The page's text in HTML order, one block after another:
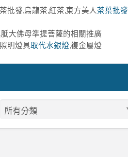
批發,烏龍茶,紅茶,東方美人 茶葉批發
大佛母準提菩薩的相關推廣
明燈具取代水銀燈 ,複金屬燈